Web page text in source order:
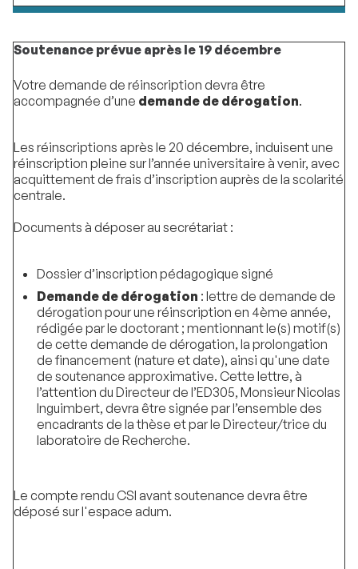
Soutenance prévue après le 19 décembre
Votre demande de réinscription devra être
accompagnée d’une demande de dérogation.
Les réinscriptions après le 20 décembre, induisent une
réinscription pleine sur l’année universitaire à venir, avec
acquittement de frais d’inscription auprès de la scolarité
centrale.
Documents à déposer au secrétariat :
Dossier d’inscription pédagogique signé
Demande de dérogation : lettre de demande de
dérogation pour une réinscription en 4ème année,
rédigée par le doctorant ; mentionnant le(s) motif(s)
de cette demande de dérogation, la prolongation
de financement (nature et date), ainsi qu'une date
de soutenance approximative. Cette lettre, à
l’attention du Directeur de l’ED305, Monsieur Nicolas
Inguimbert, devra être signée par l’ensemble des
encadrants de la thèse et par le Directeur/trice du
laboratoire de Recherche.
Le compte rendu CSI avant soutenance devra être
déposé sur l'espace adum.